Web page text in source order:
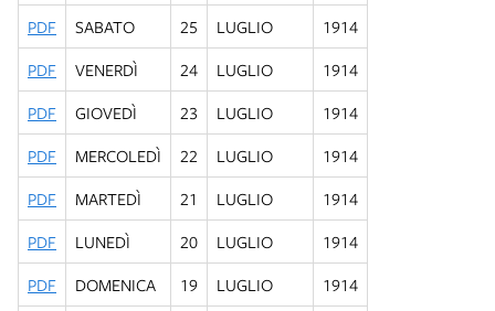
PDF
SABATO 25 LUGLIO
1914
PDF
VENERDÌ 24 LUGLIO
1914
PDF
GIOVEDÌ 23 LUGLIO
1914
PDF
MERCOLEDÌ 22 LUGLIO
1914
PDF
MARTEDÌ 21 LUGLIO
1914
PDF
LUNEDÌ 20 LUGLIO
1914
PDF
DOMENICA 19 LUGLIO
1914